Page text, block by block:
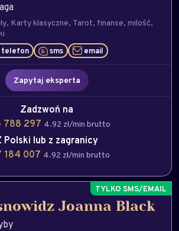
Karty klasyczne Tarot finanse milość
telefon sms email
Zapytaj eksperta
Zadzwoń na
788 297 4.92 zł/min brutto
Polski lub z zagranicy
184 007 4.92 zł/min brutto
Joanna Black